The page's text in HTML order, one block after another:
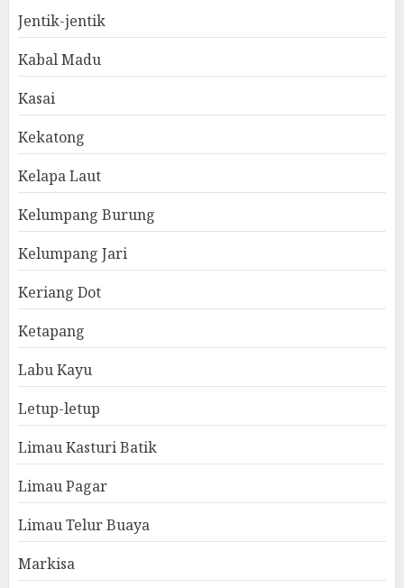
Jentik-jentik
Kabal Madu
Kasai
Kekatong
Kelapa Laut
Kelumpang Burung
Kelumpang Jari
Keriang Dot
Ketapang
Labu Kayu
Letup-letup
Limau Kasturi Batik
Limau Pagar
Limau Telur Buaya
Markisa